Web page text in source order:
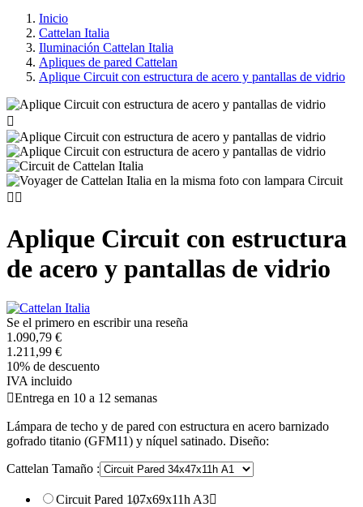
Inicio
Cattelan Italia
Iluminación Cattelan Italia
Apliques de pared Cattelan
Aplique Circuit con estructura de acero y pantallas de vidrio

 
Aplique Circuit con estructura
de acero y pantallas de vidrio
Se el primero en escribir una reseña
1.090,79 €
1.211,99 €
10% de descuento
IVA incluido
Entrega en 10 a 12 semanas
Lámpara de techo y de pared con estructura en acero barnizado
gofrado titanio (GFM11) y níquel satinado. Diseño:
Cattelan Tamaño :
Circuit Pared 107x69x11h A3